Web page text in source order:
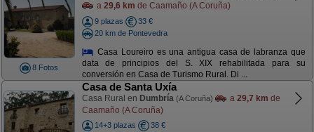
8 Fotos
a 29,6 km de Caamaño (A Coruña)
9 plazas
33 €
20 km de Pontevedra
Casa Loureiro es una antigua casa de labranza que
data de principios del S. XIX rehabilitada para su
conversión en Casa de Turismo Rural. Di ...
Casa de Santa Uxía
Casa Rural en Dumbría (A Coruña) a 29,7 km de
Caamaño (A Coruña)
14+3 plazas
38 €